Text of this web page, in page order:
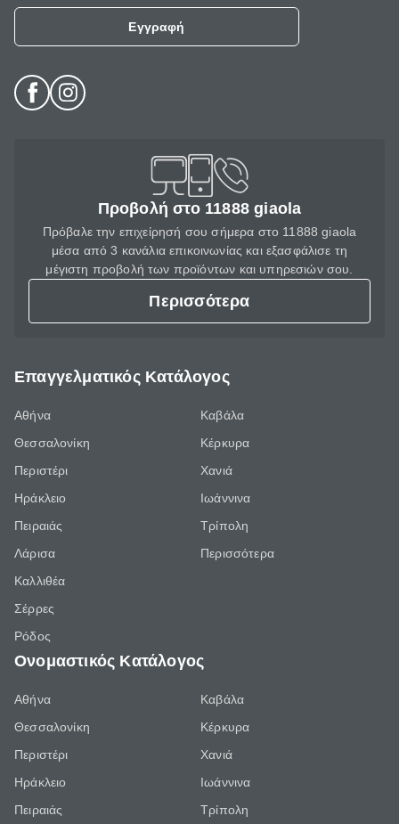
Εγγραφή
Προβολή στο 11888 giaola
Πρόβαλε την επιχείρησή σου σήμερα στο 11888 giaola
μέσα από 3 κανάλια επικοινωνίας και εξασφάλισε τη
μέγιστη προβολή των προϊόντων και υπηρεσιών σου.
Περισσότερα
Επαγγελματικός Κατάλογος
Αθήνα
Θεσσαλονίκη
Περιστέρι
Ηράκλειο
Πειραιάς
Λάρισα
Καλλιθέα
Σέρρες
Ρόδος
Καβάλα
Κέρκυρα
Χανιά
Ιωάννινα
Τρίπολη
Περισσότερα
Ονομαστικός Κατάλογος
Αθήνα
Θεσσαλονίκη
Περιστέρι
Ηράκλειο
Πειραιάς
Καβάλα
Κέρκυρα
Χανιά
Ιωάννινα
Τρίπολη